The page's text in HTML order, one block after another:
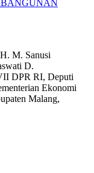
M. Sanusi
D.
DPR RI, Deputi
Ekonomi
Malang,